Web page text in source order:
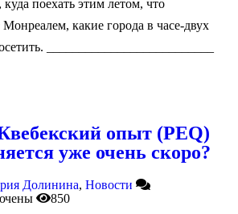
поехать этим летом, что
какие города в часе-двух
__________________________
опыт (PEQ)
уже очень скоро?
Долинина, Новости
850